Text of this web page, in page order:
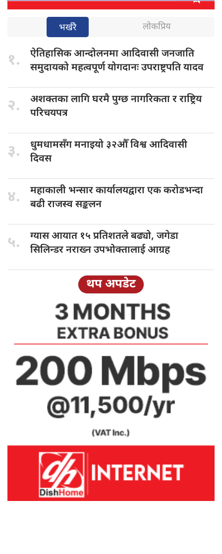
भर्खरै लोकप्रिय
१. ऐतिहासिक आन्दोलनमाआदिवासी जनजाति
समुदायको महत्वपूर्ण योगदानः उपराष्ट्रपति यादव
२. अशक्तका लागिघरमै पुग्छ नागरिकता र राष्ट्रिय
परिचयपत्र
३. धुमधामसँग मनाइयो ३२औँ विश्व आदिवासी
दिवस
४. महाकाली भन्सारकार्यालयद्वारा एक करोडभन्दा
बढी राजस्व सङ्कलन
५. ग्यास आयात १५ प्रतिशतले बढ्यो, जगेडा
सिलिन्डर नराख्न उपभोक्तालाई आग्रह
थप अपडेट